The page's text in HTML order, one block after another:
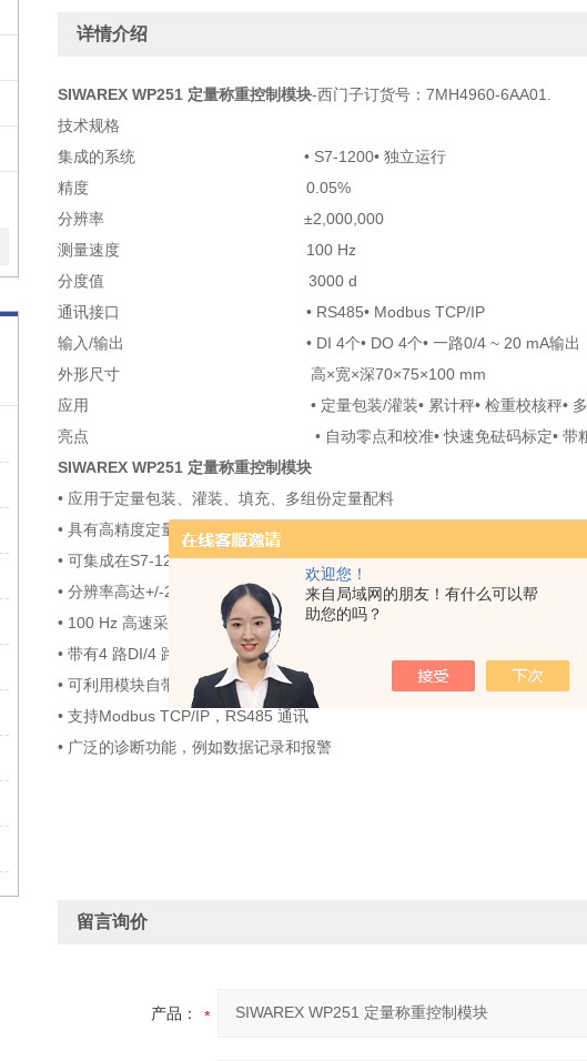
欢迎您！
来自局域网的朋友！有什么可以帮
助您的吗？
详情介绍
SIWAREX WP251 定量称重控制模块-西门子订货号：7MH4960-6AA01.
技术规格
集成的系统 • S7-1200• 独立运行
精度 0.05%
分辨率 ±2,000,000
测量速度 100 Hz
分度值 3000 d
通讯接口 • RS485• Modbus TCP/IP
输入/输出 • DI 4个• DO 4个• 一路0/4 ~ 20 mA输出
外形尺寸 高×宽×深70×75×100 mm
应用 • 定量包装/灌装• 累计秤• 检重校核秤• 多组
亮点 • 自动零点和校准• 快速免砝码标定• 带粗加料/细
SIWAREX WP251 定量称重控制模块
• 应用于定量包装、灌装、填充、多组份定量配料
• 具有高精度定量控制和自动调节/ 修正功能
• 可集成在S7-1200，或独立运行
• 分辨率高达+/-2 百万
• 100 Hz 高速采样频率
• 带有4 路DI/4 路DO，和一路0/4~20mA 模拟量输出
• 可利用模块自带的RJ45 网口， 通过HMI 或PC 机上的SIWATOOL 软件实
• 支持Modbus TCP/IP，RS485 通讯
• 广泛的诊断功能，例如数据记录和报警
留言询价
产品：